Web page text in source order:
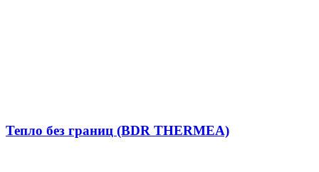
Тепло без границ (BDR THERMEA)